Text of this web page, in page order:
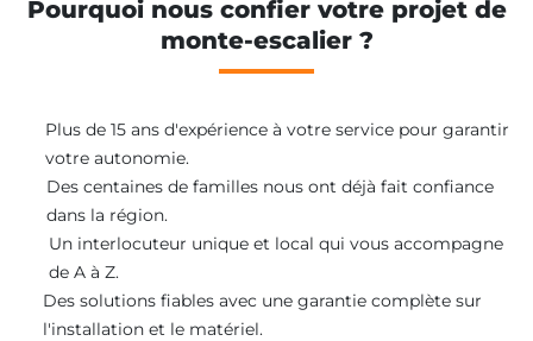
Pourquoi nous confier votre projet de
monte-escalier ?
Plus de 15 ans d'expérience à votre service pour garantir
votre autonomie.
Des centaines de familles nous ont déjà fait confiance
dans la région.
Un interlocuteur unique et local qui vous accompagne
de A à Z.
Des solutions fiables avec une garantie complète sur
l'installation et le matériel.